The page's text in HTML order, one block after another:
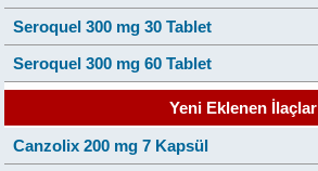
Seroquel 300 mg 30 Tablet
Seroquel 300 mg 60 Tablet
Yeni Eklenen İlaçlar
Canzolix 200 mg 7 Kapsül